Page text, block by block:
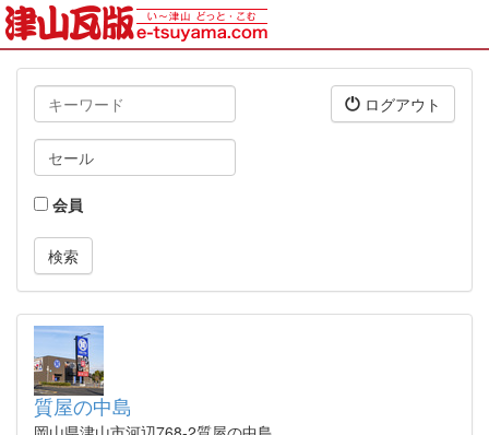
キ
ー
ワ
ド
タ
グ
会員
ログアウト
質屋の中島